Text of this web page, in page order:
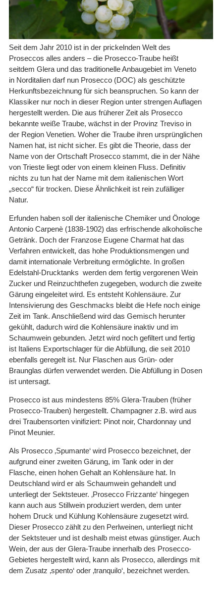
Seit dem Jahr 2010 ist in der prickelnden Welt des
Proseccos alles anders – die Prosecco-Traube heißt
seitdem Glera und das traditionelle Anbaugebiet im Veneto
in Norditalien darf nun Prosecco (DOC) als geschützte
Herkunftsbezeichnung für sich beanspruchen. So kann der
Klassiker nur noch in dieser Region unter strengen Auflagen
hergestellt werden. Die aus früherer Zeit als Prosecco
bekannte weiße Traube, wächst in der Provinz Treviso in
der Region Venetien. Woher die Traube ihren ursprünglichen
Namen hat, ist nicht sicher. Es gibt die Theorie, dass der
Name von der Ortschaft Prosecco stammt, die in der Nähe
von Trieste liegt oder von einem kleinen Fluss. Definitiv
nichts zu tun hat der Name mit dem italienischen Wort
„secco“ für trocken. Diese Ähnlichkeit ist rein zufälliger
Natur.
Erfunden haben soll der italienische Chemiker und Önologe
Antonio Carpenè (1838-1902) das erfrischende alkoholische
Getränk. Doch der Franzose Eugene Charmat hat das
Verfahren entwickelt, das hohe Produktionsmengen und
damit internationale Verbreitung ermöglichte. In großen
Edelstahl-Drucktanks werden dem fertig vergorenen Wein
Zucker und Reinzuchthefen zugegeben, wodurch die zweite
Gärung eingeleitet wird. Es entsteht Kohlensäure. Zur
Intensivierung des Geschmacks bleibt die Hefe noch einige
Zeit im Tank. Anschließend wird das Gemisch herunter
gekühlt, dadurch wird die Kohlensäure inaktiv und im
Schaumwein gebunden. Jetzt wird noch gefiltert und fertig
ist Italiens Exportschlager für die Abfüllung, die seit 2010
ebenfalls geregelt ist. Nur Flaschen aus Grün- oder
Braunglas dürfen verwendet werden. Die Abfüllung in Dosen
ist untersagt.
Prosecco ist aus mindestens 85% Glera-Trauben (früher
Prosecco-Trauben) hergestellt. Champagner z.B. wird aus
drei Traubensorten vinifiziert: Pinot noir, Chardonnay und
Pinot Meunier.
Als Prosecco ‚Spumante‘ wird Prosecco bezeichnet, der
aufgrund einer zweiten Gärung, im Tank oder in der
Flasche, einen hohen Gehalt an Kohlensäure hat. In
Deutschland wird er als Schaumwein gehandelt und
unterliegt der Sektsteuer. ‚Prosecco Frizzante‘ hingegen
kann auch aus Stillwein produziert werden, dem unter
hohem Druck und Kühlung Kohlensäure zugesetzt wird.
Dieser Prosecco zählt zu den Perlweinen, unterliegt nicht
der Sektsteuer und ist deshalb meist etwas günstiger. Auch
Wein, der aus der Glera-Traube innerhalb des Prosecco-
Gebietes hergestellt wird, kann als Prosecco, allerdings mit
dem Zusatz ‚spento‘ oder ‚tranquilo‘, bezeichnet werden.